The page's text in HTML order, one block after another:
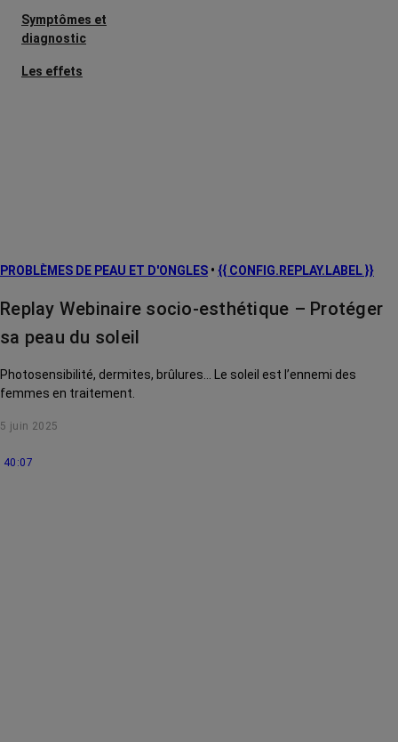
Symptômes et
diagnostic
Les effets
Traitements
La vie autour
PROBLÈMES DE PEAU ET D'ONGLES • {{ CONFIG.REPLAY.LABEL }}
Replay Webinaire socio-esthétique – Protéger
sa peau du soleil
Photosensibilité, dermites, brûlures... Le soleil est l’ennemi des
femmes en traitement.
5 juin 2025
40:07